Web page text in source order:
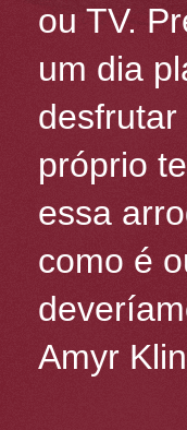
ou TV.
um dia
próprio
essa
como é
Amyr